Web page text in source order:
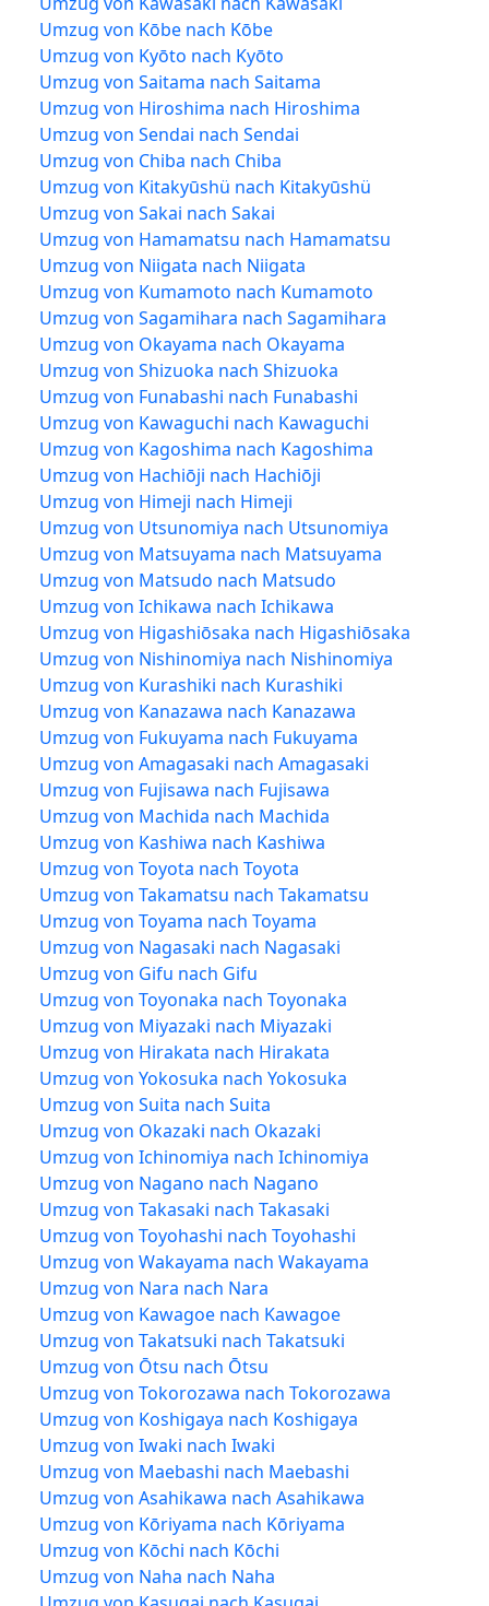
Umzug von Kōbe nach Kōbe
Umzug von Kyōto nach Kyōto
Umzug von Saitama nach Saitama
Umzug von Hiroshima nach Hiroshima
Umzug von Sendai nach Sendai
Umzug von Chiba nach Chiba
Umzug von Kitakyūshü nach Kitakyūshü
Umzug von Sakai nach Sakai
Umzug von Hamamatsu nach Hamamatsu
Umzug von Niigata nach Niigata
Umzug von Kumamoto nach Kumamoto
Umzug von Sagamihara nach Sagamihara
Umzug von Okayama nach Okayama
Umzug von Shizuoka nach Shizuoka
Umzug von Funabashi nach Funabashi
Umzug von Kawaguchi nach Kawaguchi
Umzug von Kagoshima nach Kagoshima
Umzug von Hachiōji nach Hachiōji
Umzug von Himeji nach Himeji
Umzug von Utsunomiya nach Utsunomiya
Umzug von Matsuyama nach Matsuyama
Umzug von Matsudo nach Matsudo
Umzug von Ichikawa nach Ichikawa
Umzug von Higashiōsaka nach Higashiōsaka
Umzug von Nishinomiya nach Nishinomiya
Umzug von Kurashiki nach Kurashiki
Umzug von Kanazawa nach Kanazawa
Umzug von Fukuyama nach Fukuyama
Umzug von Amagasaki nach Amagasaki
Umzug von Fujisawa nach Fujisawa
Umzug von Machida nach Machida
Umzug von Kashiwa nach Kashiwa
Umzug von Toyota nach Toyota
Umzug von Takamatsu nach Takamatsu
Umzug von Toyama nach Toyama
Umzug von Nagasaki nach Nagasaki
Umzug von Gifu nach Gifu
Umzug von Toyonaka nach Toyonaka
Umzug von Miyazaki nach Miyazaki
Umzug von Hirakata nach Hirakata
Umzug von Yokosuka nach Yokosuka
Umzug von Suita nach Suita
Umzug von Okazaki nach Okazaki
Umzug von Ichinomiya nach Ichinomiya
Umzug von Nagano nach Nagano
Umzug von Takasaki nach Takasaki
Umzug von Toyohashi nach Toyohashi
Umzug von Wakayama nach Wakayama
Umzug von Nara nach Nara
Umzug von Kawagoe nach Kawagoe
Umzug von Takatsuki nach Takatsuki
Umzug von Ōtsu nach Ōtsu
Umzug von Tokorozawa nach Tokorozawa
Umzug von Koshigaya nach Koshigaya
Umzug von Iwaki nach Iwaki
Umzug von Maebashi nach Maebashi
Umzug von Asahikawa nach Asahikawa
Umzug von Kōriyama nach Kōriyama
Umzug von Kōchi nach Kōchi
Umzug von Naha nach Naha